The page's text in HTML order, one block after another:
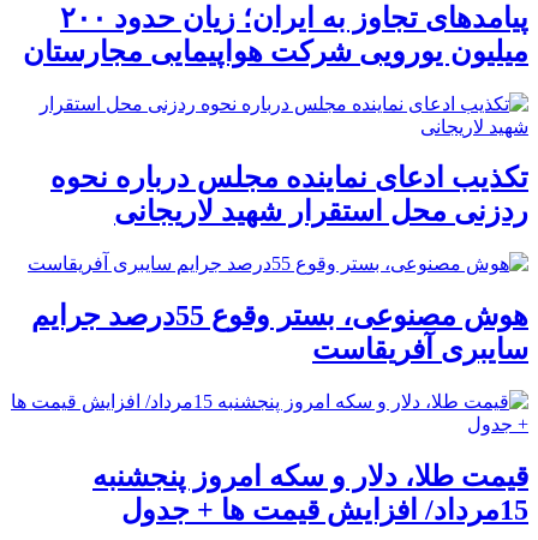
پیامدهای تجاوز به ایران؛ زیان حدود ۲۰۰
میلیون یورویی شرکت هواپیمایی مجارستان
تکذیب ادعای نماینده مجلس درباره نحوه
ردزنی محل استقرار شهید لاریجانی
هوش مصنوعی، بستر وقوع 55درصد جرایم
سایبری آفریقاست
قیمت طلا، دلار و سکه امروز پنجشنبه
15مرداد/ افزایش قیمت ها + جدول